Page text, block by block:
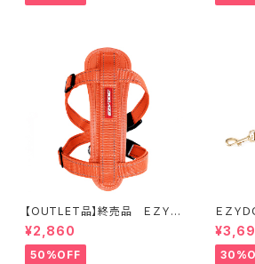
【OUTLET品】終売品 ＥＺＹＤ
¥2,860
50%OFF
ＥＺＹ
ｃｍ（全